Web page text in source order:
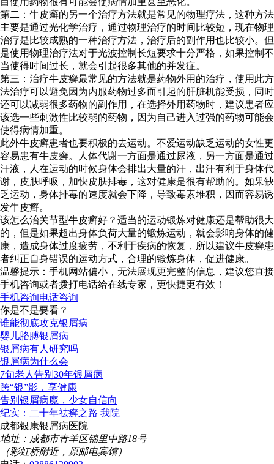
第二：牛皮癣的另一个治疗方法就是常见的物理疗法，这种方法
主要是通过光化学治疗，通过物理治疗的时间比较短，现在物理
治疗是比较成熟的一种治疗方法，治疗后的副作用也比较小。但
是使用物理治疗法对于光波控制长短要求十分严格，如果控制不
当使得时间过长，就会引起很多其他的并发症。
第三：治疗牛皮癣最常见的方法就是药物外用的治疗，使用此方
法治疗可以避免因为内服药物过多而引起的肝脏机能受损，同时
还可以减弱很多药物的副作用，在选择外用药物时，建议患者应
该选一些刺激性比较弱的药物，因为自己进入过强的药物可能会
使得病情加重。
此外牛皮癣患者也要积极的去运动。不爱运动缺乏运动的女性更
容易患有牛皮癣。人体代谢一方面是通过尿液，另一方面是通过
汗液，人在运动的时候身体会排出大量的汗，出汗有利于身体代
谢，皮肤呼吸，加快皮肤排毒，这对健康是很有帮助的。如果缺
乏运动，身体排毒的速度就会下降，导致毒素堆积，因而容易诱
发牛皮癣。
该怎么治关节型牛皮癣好？适当的运动锻炼对健康还是帮助很大
的，但是如果超出身体负荷大量的锻炼运动，就会影响身体的健
康，造成身体过度疲劳，不利于疾病的恢复，所以建议牛皮癣患
者纠正自身错误的运动方式，合理的锻炼身体，促进健康。
温馨提示：手机网站偏小，无法展现更完整的信息，建议您直接
手机咨询或者拨打电话给在线专家，更快捷更有效！
手机咨询电话咨询
你是不是要看？
谁能彻底攻克银屑病
婴儿胳膊银屑病
银屑病有人研究吗
银屑病为什么会
7旬老人告别30年银屑病
跨“银”影，享健康
告别银屑病魔，少女自信向
纪实：二十年祛癣之路 我院
成都银康银屑病医院
地址：成都市青羊区锦里中路18号
（彩虹桥附近，原邮电宾馆）